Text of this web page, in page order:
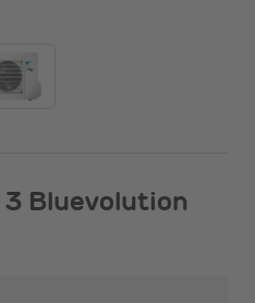
Bluevolution